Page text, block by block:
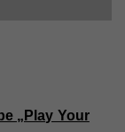
„Play Your